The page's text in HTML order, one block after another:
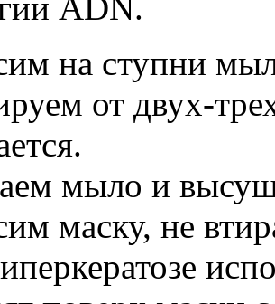
на ступни
от двух-
мыло и
маску, не